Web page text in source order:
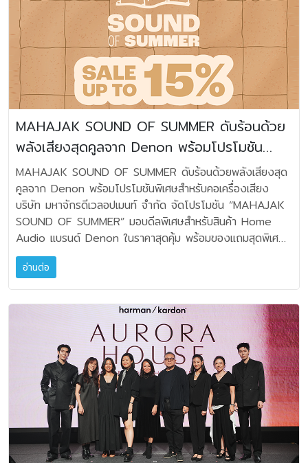
ราคาพิเศษ 19,465 บาท • ลำโพงซาวด์บาร์ JBL Bar 800
ราคาพิเศษ 25,415 บาท • ลำโพงซาวด์บาร์
JBL Bar 1000 ราคาพิเศษ 30,515 บาท •
ลำโพงซาวด์บาร์ JBL Bar 1300 ราคาพิเศษ
42,415 บาท **แถมฟรี JBL PartyLight Beam มูลค่า
5,990 บาท จำนวน 1 ตัว เมื่อซื้อลำโพงซาวด์บาร์ JBL Bar
1000 หรือ JBL Bar 1300 JBL Classic Series • JBL
L52 Classic (สีส้ม/สีดำ/สีน้ำเงิน) ราคา 39,900
บาท *แถมฟรี ขาตั้ง JBL JS65 มูลค่า 22,900 บาท •
JBL L82 Classic ราคา 89,900 บาท
*แถมฟรี ขาตั้ง JBL JS80 มูลค่า 15,900 บาท • JBL L82
MKII (สีส้ม/สีดำ) ราคา 89,900 บาท *แถม
ฟรี ขาตั้ง JBL JS80 มูลค่า 15,900 บาท • JBL L100 MKII
(สีส้ม/สีดำ/สีน้ำเงิน) ราคา 179,000 บาท
*แถมฟรี ขาตั้ง JBL JS120 มูลค่า 17,900 บาท • JBL
L75ms MS ราคาพิเศษ 56,905 บาท
*แถมฟรี แผ่นเสียง JBL 75th Jazz Vocal Collection •
JBL TT350 Classic ราคา 37,900 บาท
*แถมฟรี แผ่นเสียง JBL 75th Jazz Vocal Collection
ModernTage Set • ModernTage Set 4 (สีส้ม/สีดำ/
สีน้ำเงิน) ราคา 49,900 บาท (ประกอบด้วย
Denon Heos AMP จำนวน 1 เครื่อง และ JBL L52 Classic
จำนวน 1 คู่) *แถมฟรี ขาตั้ง JBL JS65 มูลค่า 22,900 บาท
• ModernTage Set 1 ราคา
39,900 บาท (ประกอบด้วย Denon Heos AMP จำนวน
1 เครื่อง และ JBL 4312 MKII จำนวน 1 คู่) *แถมฟรี ขาตั้ง
JBL JS120 มูลค่า 17,900 บาท JBL Classic Set • Hifi
Classic 1 (สีดำ/สีส้ม) ราคา 119,000 บาท
MAHAJAK SOUND OF SUMMER ดับร้อนด้วย
พลังเสียงสุดคูลจาก Denon พร้อมโปรโมชัน
พิเศษสำหรับคอเครื่องเสียง
MAHAJAK SOUND OF SUMMER ดับร้อนด้วยพลังเสียงสุด
คูลจาก Denon พร้อมโปรโมชันพิเศษสำหรับคอเครื่องเสียง
บริษัท มหาจักรดีเวลอปเมนท์ จำกัด จัดโปรโมชัน “MAHAJAK
SOUND OF SUMMER” มอบดีลพิเศษสำหรับสินค้า Home
Audio แบรนด์ Denon ในราคาสุดคุ้ม พร้อมของแถมสุดพิเศษ
โดยมีรายละเอียดโปรโมชันดังนี้ Denon AV Receiver •
Denon AVC-X8500H ราคาพิเศษ
152,150 บาท *แถมฟรี ลำโพงซาวด์บาร์ Denon HEOS
HomeCinema HS2 มูลค่า 29,900 บาท • Denon AVC-
X6700H ราคาพิเศษ 87,210 บาท *แถมฟรี
ลำโพง Denon HEOS 7 HS2 มูลค่า 22,900 บาท • Denon
AVR-X250BT ราคาพิเศษ 10,965 บาท •
Denon AVR-X580BT ราคาพิเศษ 16,915
บาท • Denon AVR-X1800H ราคาพิเศษ
24,565 บาท • Denon AVR-X2800H
ราคาพิเศษ 33,915 บาท • Denon AVC-X3800H
ราคาพิเศษ 47,515 บาท • Denon AVC-
X4800H ราคาพิเศษ 72,165 บาท •
อ่านต่อ